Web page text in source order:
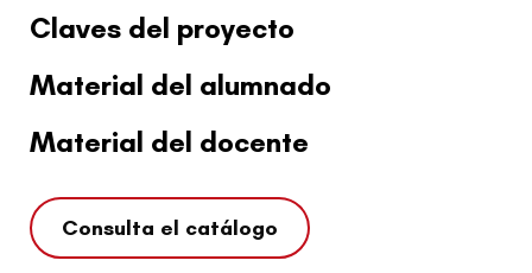
Claves del proyecto
Material del alumnado
Material del docente
Consulta el catálogo